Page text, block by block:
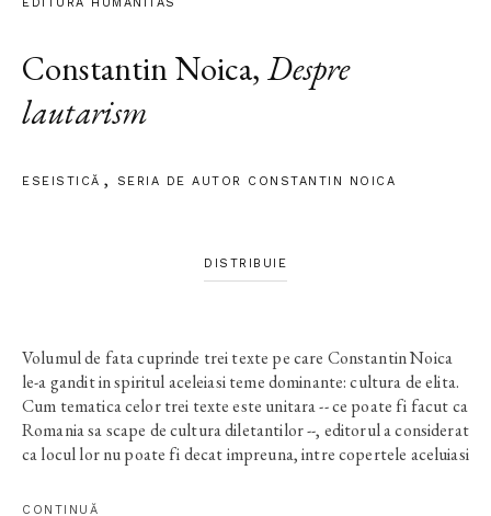
Constantin Noica, Despre
lautarism
ESEISTICĂ SERIA DE AUTOR CONSTANTIN NOICA
DISTRIBUIE
Volumul de fata cuprinde trei texte pe care Constantin Noica
le-a gandit in spiritul aceleiasi teme dominante: cultura de elita.
Cum tematica celor trei texte este unitara -- ce poate fi facut ca
Romania sa scape de cultura diletantilor --, editorul a considerat
ca locul lor nu poate fi decat impreuna, intre copertele aceluiasi
impotriva "lautarismului" -- termen prin care Noica numea, in
CONTINUĂ